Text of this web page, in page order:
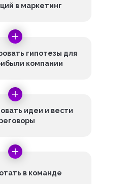
гипотезы для
компании
идеи и вести
в команде
в маркетинг